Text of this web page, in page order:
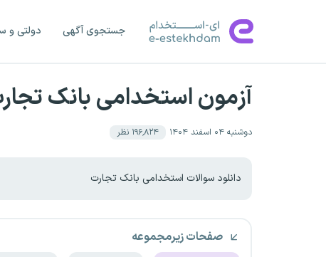
جستجوی آگهی دولتی و
آزمون استخدامی بانک
دوشنبه ۰۴ اسفند ۱۴۰۴ ۱۹۶٬۸۲۴ نظر
دانلود سوالات استخدامی بانک تجارت
صفحات زیرمجموعه